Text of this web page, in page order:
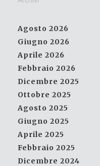
Agosto 2026
Giugno 2026
Aprile 2026
Febbraio 2026
Dicembre 2025
Ottobre 2025
Agosto 2025
Giugno 2025
Aprile 2025
Febbraio 2025
Dicembre 2024